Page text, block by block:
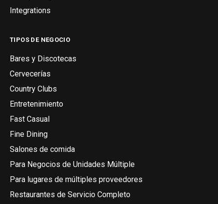
Integrations
TIPOS DE NEGOCIO
Bares y Discotecas
Cervecerías
Country Clubs
Entretenimiento
Fast Casual
Fine Dining
Salones de comida
Para Negocios de Unidades Múltiple
Para lugares de múltiples proveedores
Restaurantes de Servicio Completo